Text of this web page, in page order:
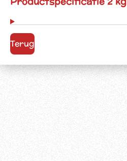
Terug